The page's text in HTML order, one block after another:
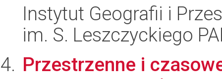
Instytut Geografii i
im. S. Leszczyckiego
Przestrzenne i